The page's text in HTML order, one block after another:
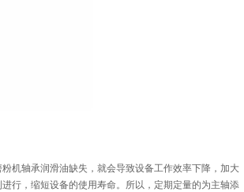
机轴承润滑油缺失，就会导致设备工作效率下降，加大
行，缩短设备的使用寿命。所以，定期定量的为主轴添